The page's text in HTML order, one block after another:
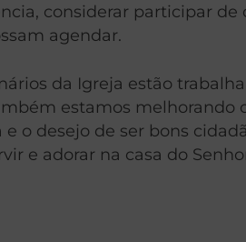
considerar participar
agendar.
da Igreja estão
estamos
o desejo de ser bons
e adorar na casa do